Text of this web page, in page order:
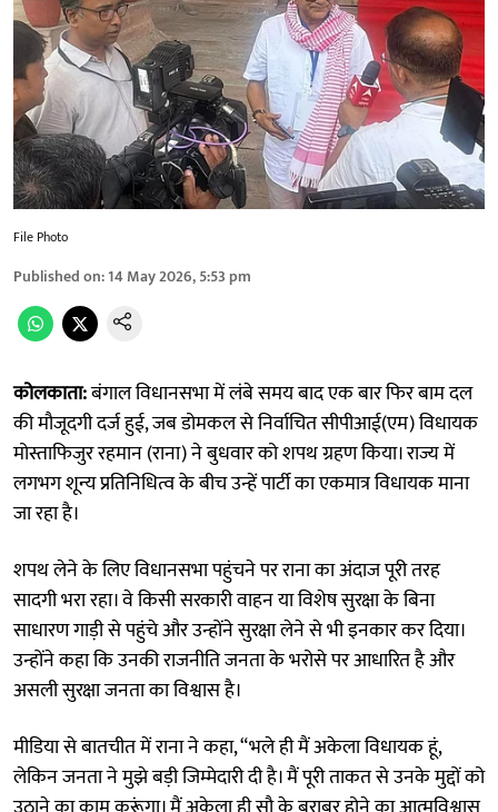
File Photo
Published on:14 May 2026, 5:53 pm
कोलकाता:बंगाल विधानसभा में लंबे समय बाद एक बार फिर बाम दल
की मौजूदगी दर्ज हुई, जब डोमकल से निर्वाचित सीपीआई(एम) विधायक
मोस्ताफिजुर रहमान (राना) ने बुधवार को शपथ ग्रहण किया। राज्य में
लगभग शून्य प्रतिनिधित्व के बीच उन्हें पार्टी का एकमात्र विधायक माना
जा रहा है।
शपथ लेने के लिए विधानसभा पहुंचने पर राना का अंदाज पूरी तरह
सादगी भरा रहा। वे किसी सरकारी वाहन या विशेष सुरक्षा के बिना
साधारण गाड़ी से पहुंचे और उन्होंने सुरक्षा लेने से भी इनकार कर दिया।
उन्होंने कहा कि उनकी राजनीति जनता के भरोसे पर आधारित है और
असली सुरक्षा जनता का विश्वास है।
मीडिया से बातचीत में राना ने कहा, “भले ही मैं अकेला विधायक हूं,
लेकिन जनता ने मुझे बड़ी जिम्मेदारी दी है। मैं पूरी ताकत से उनके मुद्दों को